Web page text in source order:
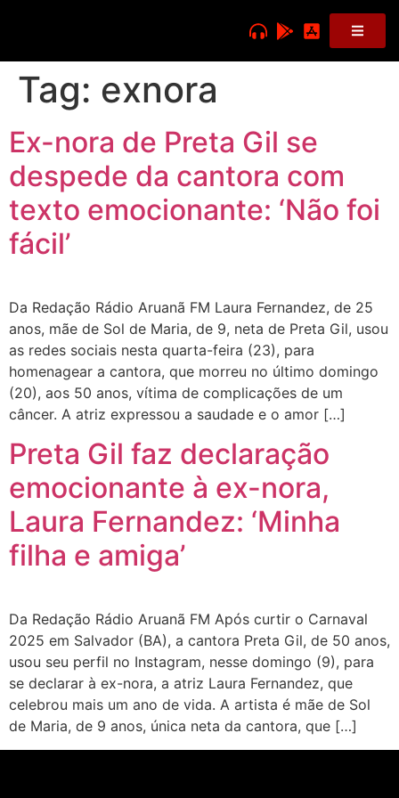
Tag: exnora
Ex-nora de Preta Gil se
despede da cantora com
texto emocionante: ‘Não foi
fácil’
Da Redação Rádio Aruanã FM Laura Fernandez, de 25
anos, mãe de Sol de Maria, de 9, neta de Preta Gil, usou
as redes sociais nesta quarta-feira (23), para
homenagear a cantora, que morreu no último domingo
(20), aos 50 anos, vítima de complicações de um
câncer. A atriz expressou a saudade e o amor […]
Preta Gil faz declaração
emocionante à ex-nora,
Laura Fernandez: ‘Minha
filha e amiga’
Da Redação Rádio Aruanã FM Após curtir o Carnaval
2025 em Salvador (BA), a cantora Preta Gil, de 50 anos,
usou seu perfil no Instagram, nesse domingo (9), para
se declarar à ex-nora, a atriz Laura Fernandez, que
celebrou mais um ano de vida. A artista é mãe de Sol
de Maria, de 9 anos, única neta da cantora, que […]